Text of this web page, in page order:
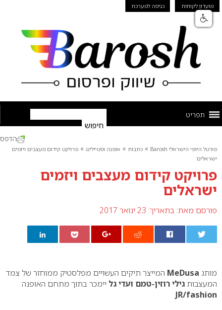
מועדון לקוחות כניסה למערכת
תפריט
פורטל היופי הישראלי Barosh » כתבות » אופנה וסטיילינג » פרויקט קידום מעצבים ויזמים
ישראלים
פרויקט קידום מעצבים ויזמים
ישראלים
פורסם מאת: בתאריך: 23 ינואר 2017
הדפס
מותג
המייצר תיקים העשויים מפלסטיק ממוחזר של צמד
המעצבות גילי רוזין-טמם ועדי גל יימכר בתוך מתחם האופנה
JR/fashion